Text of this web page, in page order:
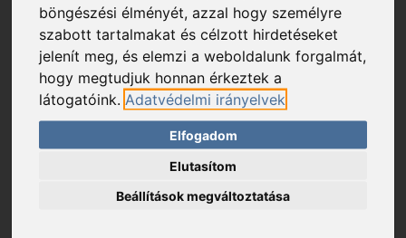
böngészési élményét, azzal hogy személyre
szabott tartalmakat és célzott hirdetéseket
jelenít meg, és elemzi a weboldalunk forgalmát,
hogy megtudjuk honnan érkeztek a
látogatóink. Adatvédelmi irányelvek
Elfogadom
Elutasítom
Beállítások megváltoztatása
Csomagolási egység: 1 db
Export karton: 24 db
KOSÁRBA
KEDVENC